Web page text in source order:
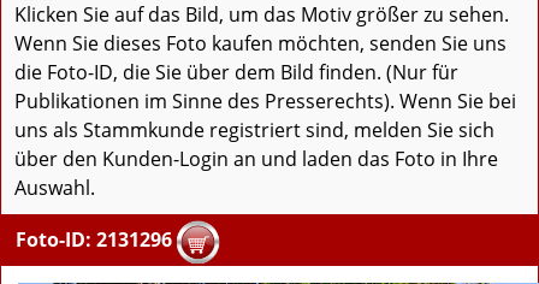
Klicken Sie auf das Bild, um das Motiv größer zu sehen.
Wenn Sie dieses Foto kaufen möchten, senden Sie uns
die Foto-ID, die Sie über dem Bild finden. (Nur für
Publikationen im Sinne des Presserechts). Wenn Sie bei
uns als Stammkunde registriert sind, melden Sie sich
über den Kunden-Login an und laden das Foto in Ihre
Auswahl.
Foto-ID: 2131296